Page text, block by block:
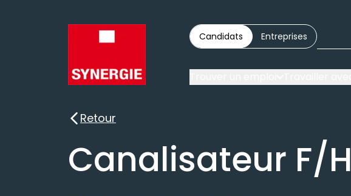
Candidats Entreprises
Retour
Retour
Canalisateur F/H